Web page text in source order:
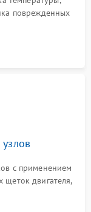
поврежденных
и контактов.
с применением
щеток двигателя,